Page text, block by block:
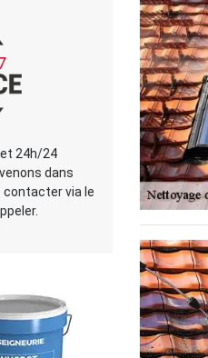
et 24h/24
dans
contacter via le